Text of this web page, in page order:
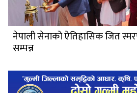
नेपाली सेनाको ऐतिहासिक जित
सम्पन्न